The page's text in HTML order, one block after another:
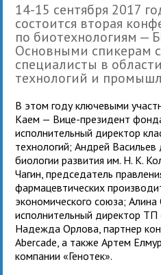
14-15 сентября 2017
состоится вторая
по биотехнологиям —
Основными спикерам
специалисты в
технологий и
В этом году ключевыми
Каем — Вице-президент
исполнительный директор
технологий; Андрей
биологии развития им. Н. К.
Чагин, председатель
фармацевтических
экономического союза; Алина
исполнительный директор
Надежда Орлова, партнер
Abercade, а также Артем
компании «Генотек».